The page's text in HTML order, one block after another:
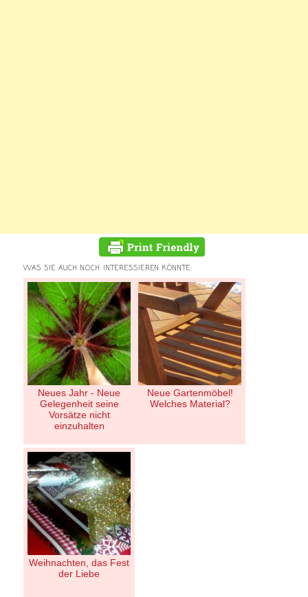
WAS SIE AUCH NOCH INTERESSIEREN KÖNNTE:
Neues Jahr - Neue
Gelegenheit seine
Vorsätze nicht
einzuhalten
Neue Gartenmöbel!
Welches Material?
Weihnachten, das Fest
der Liebe